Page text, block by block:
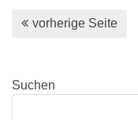
vorherige Seite
Suchen